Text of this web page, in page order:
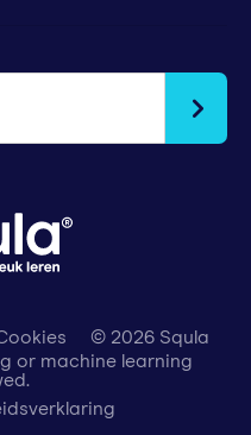
© 2026 Squla
or machine learning